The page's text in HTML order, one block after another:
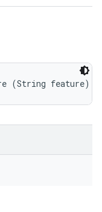
(String feature)